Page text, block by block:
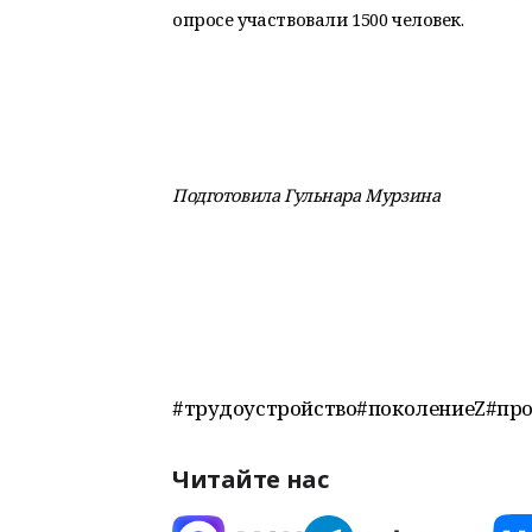
опросе участвовали 1500 человек.
Подготовила Гульнара Мурзина
Читайте нас